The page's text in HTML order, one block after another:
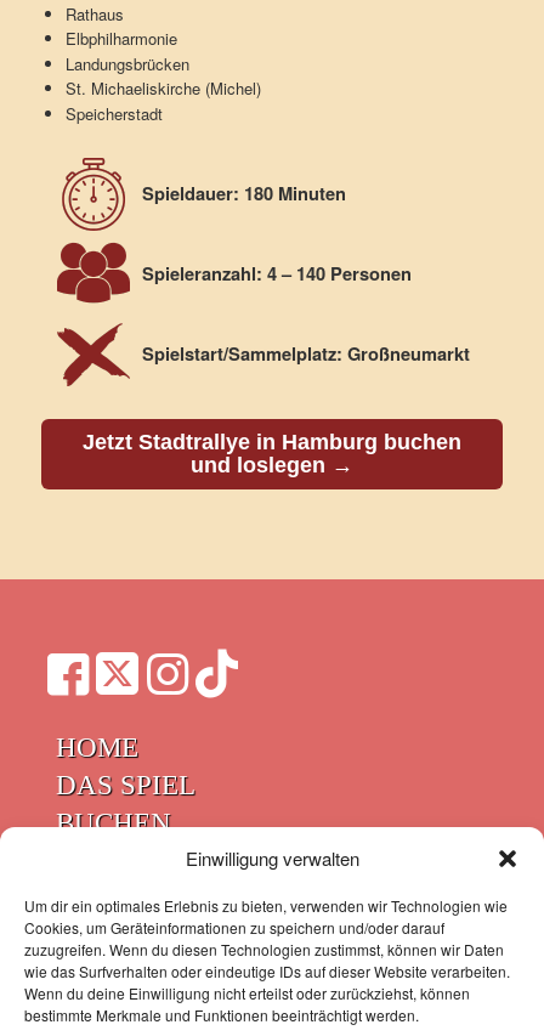
Einwilligung verwalten
Um dir ein optimales Erlebnis zu bieten, verwenden wir Technologien wie
Cookies, um Geräteinformationen zu speichern und/oder darauf
zuzugreifen. Wenn du diesen Technologien zustimmst, können wir Daten
wie das Surfverhalten oder eindeutige IDs auf dieser Website verarbeiten.
Wenn du deine Einwilligung nicht erteilst oder zurückziehst, können
bestimmte Merkmale und Funktionen beeinträchtigt werden.
Rathaus
Elbphilharmonie
Landungsbrücken
St. Michaeliskirche (Michel)
Speicherstadt
Spieldauer: 180 Minuten
Spieleranzahl: 4 – 140 Personen
Spielstart/Sammelplatz: Großneumarkt
Jetzt Stadtrallye in Hamburg buchen
und loslegen →
HOME
DAS SPIEL
BUCHEN
KONTAKT
FAQ
IMPRESSUM
DATENSCHUTZ
COOKIE-RICHTLINIE